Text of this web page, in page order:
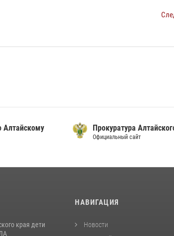
Алтайскому
Прокуратура
Официальный сайт
края дети
НАВИГАЦИЯ
Новости